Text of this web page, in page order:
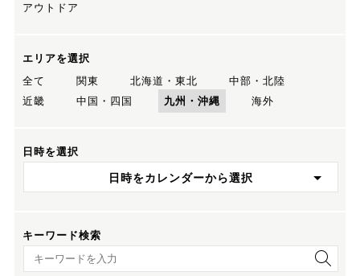
アウトドア
エリアを選択
全て
関東 北海道・東北
中部・北陸
近畿
中国・四国 九州・沖縄 海外
日時を選択
日時をカレンダーから選択
キーワード検索
キーワード検索